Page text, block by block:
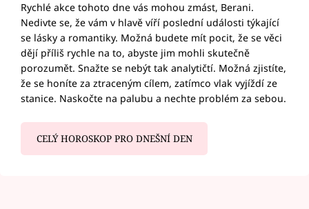
Rychlé akce tohoto dne vás mohou zmást, Berani.
Nedivte se, že vám v hlavě víří poslední události týkající
se lásky a romantiky. Možná budete mít pocit, že se věci
dějí příliš rychle na to, abyste jim mohli skutečně
porozumět. Snažte se nebýt tak analytičtí. Možná zjistíte,
že se honíte za ztraceným cílem, zatímco vlak vyjíždí ze
stanice. Naskočte na palubu a nechte problém za sebou.
CELÝ HOROSKOP PRO DNEŠNÍ DEN